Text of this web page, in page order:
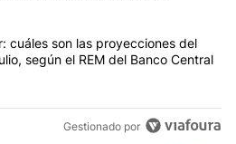
el título "Inflación y dólar: cuáles
cuáles son las proyecciones del
según el REM del Banco Central
Gestionado por